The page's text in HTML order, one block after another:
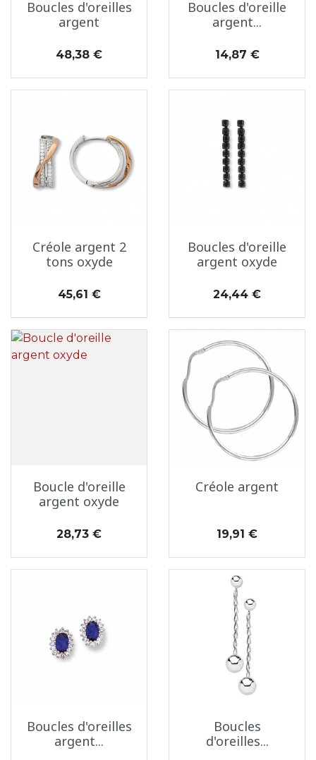
Boucles d'oreilles
argent
Prix
48,38 €
Boucles d'oreille
argent...
Prix
14,87 €
Créole argent 2
tons oxyde
Prix
45,61 €
Boucles d'oreille
argent oxyde
Prix
24,44 €
Boucle d'oreille
argent oxyde
Prix
28,73 €
Créole argent
Prix
19,91 €
Boucles d'oreilles
argent...
Boucles
d'oreilles...